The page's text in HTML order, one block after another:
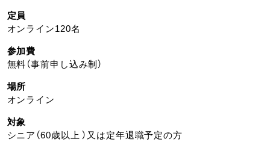
定員
オンライン120名
参加費
無料（事前申し込み制）
場所
オンライン
対象
シニア（60歳以上 ）又は定年退職予定の方